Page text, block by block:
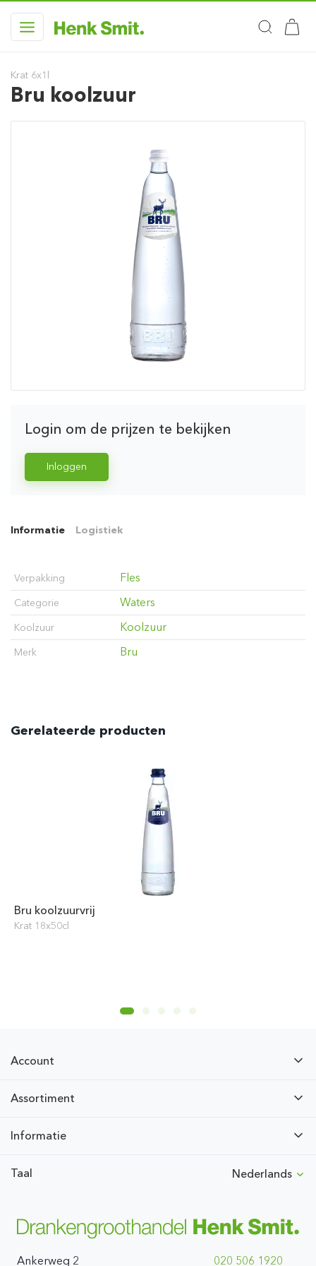
Krat 6x1l
Bru koolzuur
Login om de prijzen te bekijken
Inloggen
Informatie Logistiek
Verpakking Fles
Categorie Waters
Koolzuur Koolzuur
Merk Bru
Gerelateerde producten
Bru koolzuurvrij
Krat 18x50cl
Account
Assortiment
Informatie
Taal Nederlands
Ankerweg 2 020 506 1920